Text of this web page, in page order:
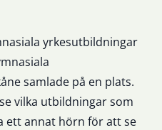
yrkesutbildningar
samlade på en plats.
vilka utbildningar som
ett annat hörn för att se